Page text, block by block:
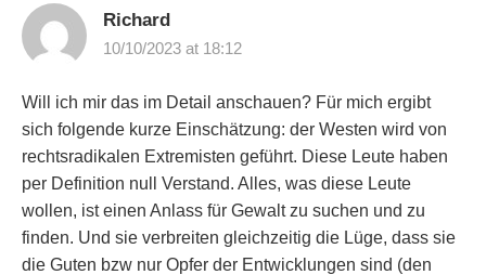
Richard
10/10/2023 at 18:12
Will ich mir das im Detail anschauen? Für mich ergibt
sich folgende kurze Einschätzung: der Westen wird von
rechtsradikalen Extremisten geführt. Diese Leute haben
per Definition null Verstand. Alles, was diese Leute
wollen, ist einen Anlass für Gewalt zu suchen und zu
finden. Und sie verbreiten gleichzeitig die Lüge, dass sie
die Guten bzw nur Opfer der Entwicklungen sind (den